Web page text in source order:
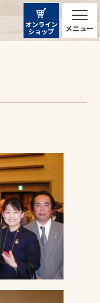
メニュー
オンライン
ショップ